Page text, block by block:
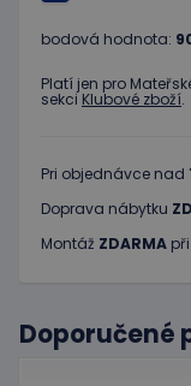
bodová hodnota:
Platí jen pro
sekciKlubové zboží.
Pri objednávce nad
Doprava nábytku
Montáž ZDARMA
Doporučené